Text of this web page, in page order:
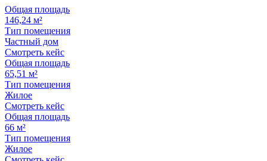
Общая площадь
146,24 м²
Тип помещения
Частный дом
Смотреть кейс
Общая площадь
65,51 м²
Тип помещения
Жилое
Смотреть кейс
Общая площадь
66 м²
Тип помещения
Жилое